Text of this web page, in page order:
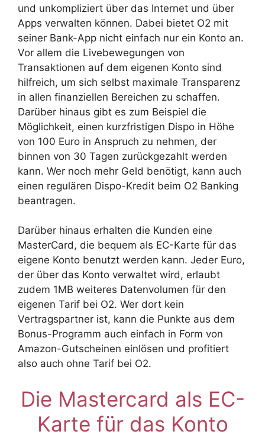
und unkompliziert über das Internet und über
Apps verwalten können. Dabei bietet O2 mit
seiner Bank-App nicht einfach nur ein Konto an.
Vor allem die Livebewegungen von
Transaktionen auf dem eigenen Konto sind
hilfreich, um sich selbst maximale Transparenz
in allen finanziellen Bereichen zu schaffen.
Darüber hinaus gibt es zum Beispiel die
Möglichkeit, einen kurzfristigen Dispo in Höhe
von 100 Euro in Anspruch zu nehmen, der
binnen von 30 Tagen zurückgezahlt werden
kann. Wer noch mehr Geld benötigt, kann auch
einen regulären Dispo-Kredit beim O2 Banking
beantragen.
Darüber hinaus erhalten die Kunden eine
MasterCard, die bequem als EC-Karte für das
eigene Konto benutzt werden kann. Jeder Euro,
der über das Konto verwaltet wird, erlaubt
zudem 1MB weiteres Datenvolumen für den
eigenen Tarif bei O2. Wer dort kein
Vertragspartner ist, kann die Punkte aus dem
Bonus-Programm auch einfach in Form von
Amazon-Gutscheinen einlösen und profitiert
also auch ohne Tarif bei O2.
Die Mastercard als EC-
Karte für das Konto